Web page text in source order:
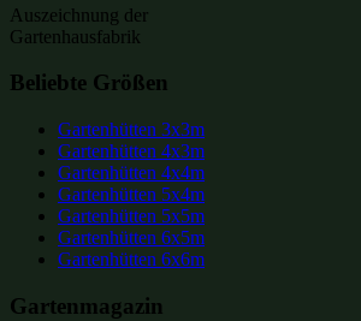
Auszeichnung der
Gartenhausfabrik
Beliebte Größen
Gartenhütten 3x3m
Gartenhütten 4x3m
Gartenhütten 4x4m
Gartenhütten 5x4m
Gartenhütten 5x5m
Gartenhütten 6x5m
Gartenhütten 6x6m
Gartenmagazin